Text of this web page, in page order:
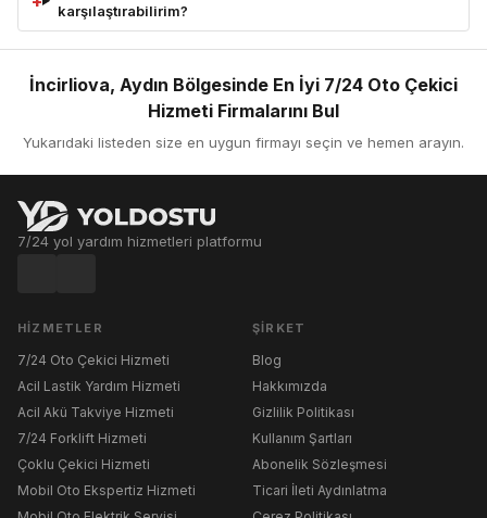
karşılaştırabilirim?
İncirliova, Aydın Bölgesinde En İyi 7/24 Oto Çekici
Hizmeti Firmalarını Bul
Yukarıdaki listeden size en uygun firmayı seçin ve hemen arayın.
7/24 yol yardım hizmetleri platformu
HIZMETLER
7/24 Oto Çekici Hizmeti
Acil Lastik Yardım Hizmeti
Acil Akü Takviye Hizmeti
7/24 Forklift Hizmeti
Çoklu Çekici Hizmeti
Mobil Oto Ekspertiz Hizmeti
ŞIRKET
Blog
Hakkımızda
Gizlilik Politikası
Kullanım Şartları
Abonelik Sözleşmesi
Ticari İleti Aydınlatma